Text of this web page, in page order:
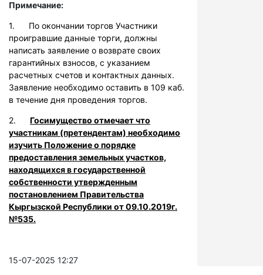
Примечание:
1. По окончании торгов Участники
проигравшие данные торги, должны
написать заявление о возврате своих
гарантийных взносов, с указанием
расчетных счетов и контактных данных.
Заявление необходимо оставить в 109 каб.
в течение дня проведения торгов.
2. Госимущество отмечает что
участникам (претендентам) необходимо
изучить Положение о порядке
предоставления земельных участков,
находящихся в государственной
собственности утвержденным
постановлением Правительства
Кыргызской Республики от 09.10.2019г.
№535.
15-07-2025 12:27